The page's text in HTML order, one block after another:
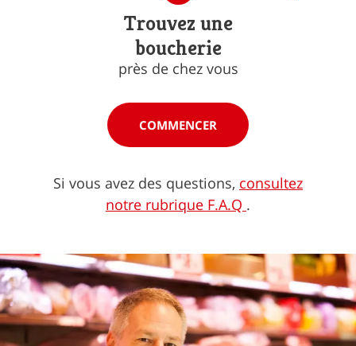
Trouvez une
boucherie
près de chez vous
COMMENCER
Si vous avez des questions, consultez
notre rubrique F.A.Q .